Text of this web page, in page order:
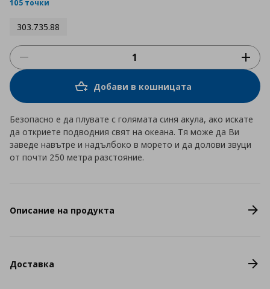
105 точки
303.735.88
Добави в кошницата
Безопасно е да плувате с голямата синя акула, ако искате
да откриете подводния свят на океана. Тя може да Ви
заведе навътре и надълбоко в морето и да долови звуци
от почти 250 метра разстояние.
Описание на продукта
Доставка